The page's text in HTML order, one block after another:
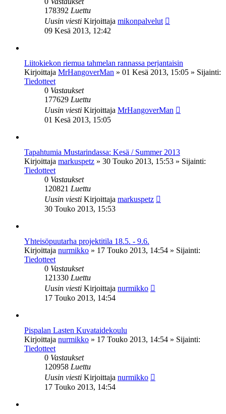
178392 Luettu
Uusin viesti Kirjoittaja mikonpalvelut
09 Kesä 2013, 12:42
Liitokiekon riemua tahmelan rannassa perjantaisin
Kirjoittaja MrHangoverMan » 01 Kesä 2013, 15:05 » Sijainti:
Tiedotteet
0 Vastaukset
177629 Luettu
Uusin viesti Kirjoittaja MrHangoverMan
01 Kesä 2013, 15:05
Tapahtumia Mustarindassa: Kesä / Summer 2013
Kirjoittaja markuspetz » 30 Touko 2013, 15:53 » Sijainti:
Tiedotteet
0 Vastaukset
120821 Luettu
Uusin viesti Kirjoittaja markuspetz
30 Touko 2013, 15:53
Yhteisöpuutarha projektitila 18.5. - 9.6.
Kirjoittaja nurmikko » 17 Touko 2013, 14:54 » Sijainti:
Tiedotteet
0 Vastaukset
121330 Luettu
Uusin viesti Kirjoittaja nurmikko
17 Touko 2013, 14:54
Pispalan Lasten Kuvataidekoulu
Kirjoittaja nurmikko » 17 Touko 2013, 14:54 » Sijainti:
Tiedotteet
0 Vastaukset
120958 Luettu
Uusin viesti Kirjoittaja nurmikko
17 Touko 2013, 14:54